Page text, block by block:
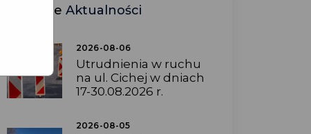
Ostatnie Aktualności
2026-08-06
Utrudnienia w ruchu
na ul. Cichej w dniach
17-30.08.2026 r.
2026-08-05